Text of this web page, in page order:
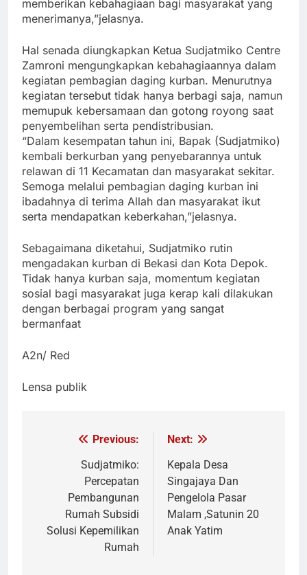
memberikan kebahagiaan bagi masyarakat yang
menerimanya,”jelasnya.
Hal senada diungkapkan Ketua Sudjatmiko Centre
Zamroni mengungkapkan kebahagiaannya dalam
kegiatan pembagian daging kurban. Menurutnya
kegiatan tersebut tidak hanya berbagi saja, namun
memupuk kebersamaan dan gotong royong saat
penyembelihan serta pendistribusian.
“Dalam kesempatan tahun ini, Bapak (Sudjatmiko)
kembali berkurban yang penyebarannya untuk
relawan di 11 Kecamatan dan masyarakat sekitar.
Semoga melalui pembagian daging kurban ini
ibadahnya di terima Allah dan masyarakat ikut
serta mendapatkan keberkahan,”jelasnya.
Sebagaimana diketahui, Sudjatmiko rutin
mengadakan kurban di Bekasi dan Kota Depok.
Tidak hanya kurban saja, momentum kegiatan
sosial bagi masyarakat juga kerap kali dilakukan
dengan berbagai program yang sangat
bermanfaat
A2n/ Red
Lensa publik
NavigasiPrevious:
Sudjatmiko:
Percepatan
Pembangunan
Rumah Subsidi
Solusi Kepemilikan
Rumah
Next:
‎Kepala Desa
Singajaya Dan
Pengelola Pasar
Malam ,Satunin 20
Anak Yatim